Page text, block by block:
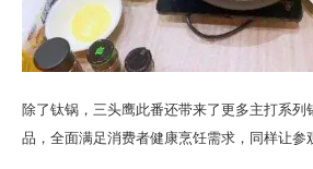
除了钛锅，三头鹰此番还带来了更多主打系列
品，全面满足消费者健康烹饪需求，同样让参